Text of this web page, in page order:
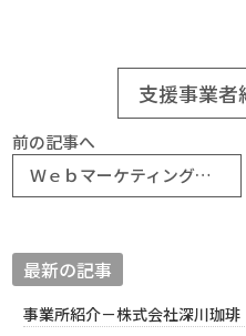
支援事業者
前の記事へ
Ｗｅｂマーケティング環境整備支援事業・助成金に係る伴走支援の案内
最新の記事
事業所紹介－株式会社深川珈琲